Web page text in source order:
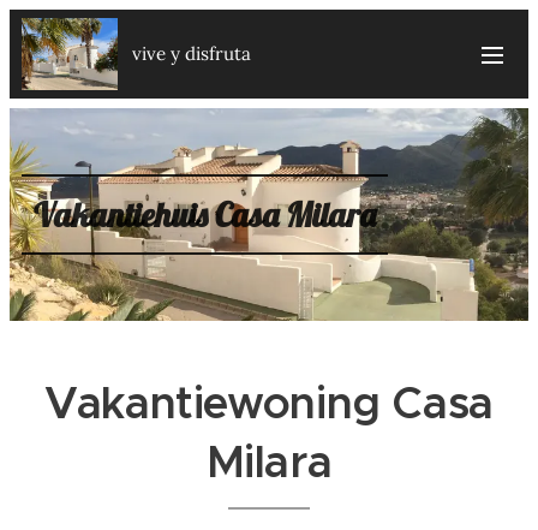
vive y disfruta
Vakantiehuis Casa Milara
Vakantiewoning Casa
Milara